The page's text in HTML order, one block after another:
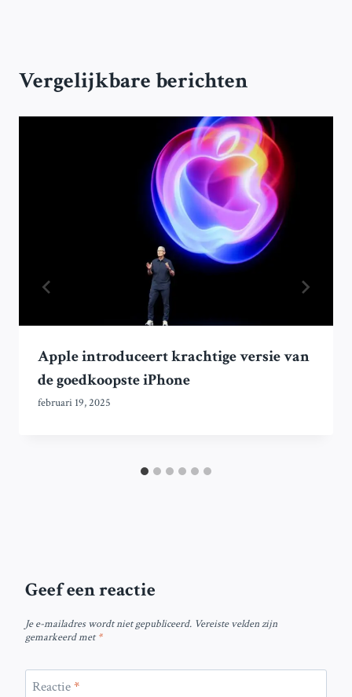
Vergelijkbare berichten
Apple introduceert krachtige versie van
de goedkoopste iPhone
februari 19, 2025
Geef een reactie
Je e-mailadres wordt niet gepubliceerd. Vereiste velden zijn
gemarkeerd met*
Reactie*